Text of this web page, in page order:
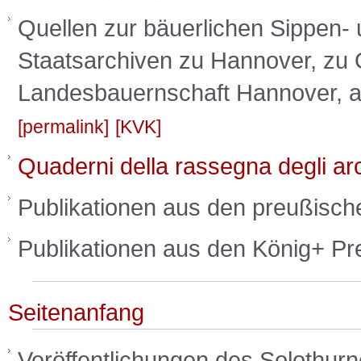
Quellen zur bäuerlichen
Staatsarchiven zu Hannover, zu
Landesbauernschaft Hannover,
permalink KVK
Quaderni della rassegna degli
Publikationen aus den
Publikationen aus den König+
Seitenanfang